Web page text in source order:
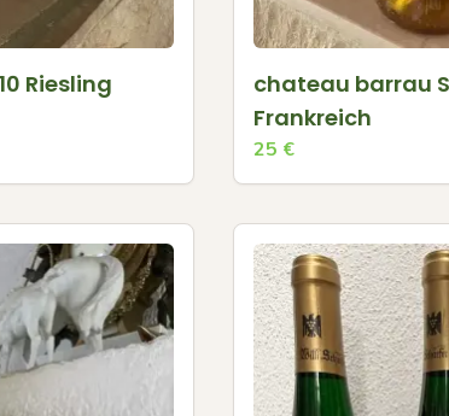
Riesling
chateau barrau
Frankreich
25 €